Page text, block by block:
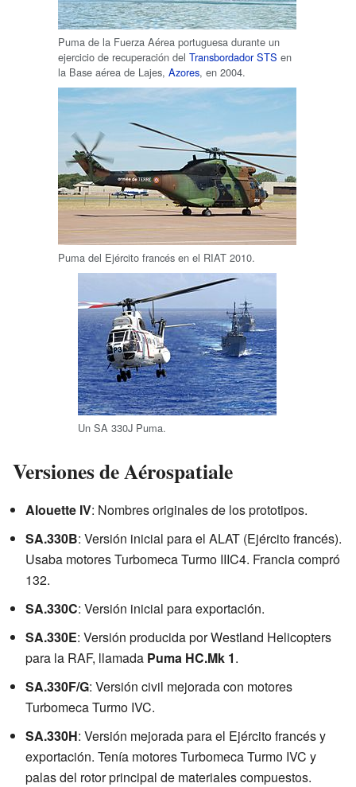
Puma de la Fuerza Aérea portuguesa durante un
ejercicio de recuperación del Transbordador STS en
la Base aérea de Lajes, Azores, en 2004.
Puma del Ejército francés en el RIAT 2010.
Un SA 330J Puma.
Versiones de Aérospatiale
Alouette IV: Nombres originales de los prototipos.
SA.330B: Versión inicial para el ALAT (Ejército francés).
Usaba motores Turbomeca Turmo IIIC4. Francia compró
132.
SA.330C: Versión inicial para exportación.
SA.330E: Versión producida por Westland Helicopters
para la RAF, llamada Puma HC.Mk 1.
SA.330F/G: Versión civil mejorada con motores
Turbomeca Turmo IVC.
SA.330H: Versión mejorada para el Ejército francés y
exportación. Tenía motores Turbomeca Turmo IVC y
palas del rotor principal de materiales compuestos.